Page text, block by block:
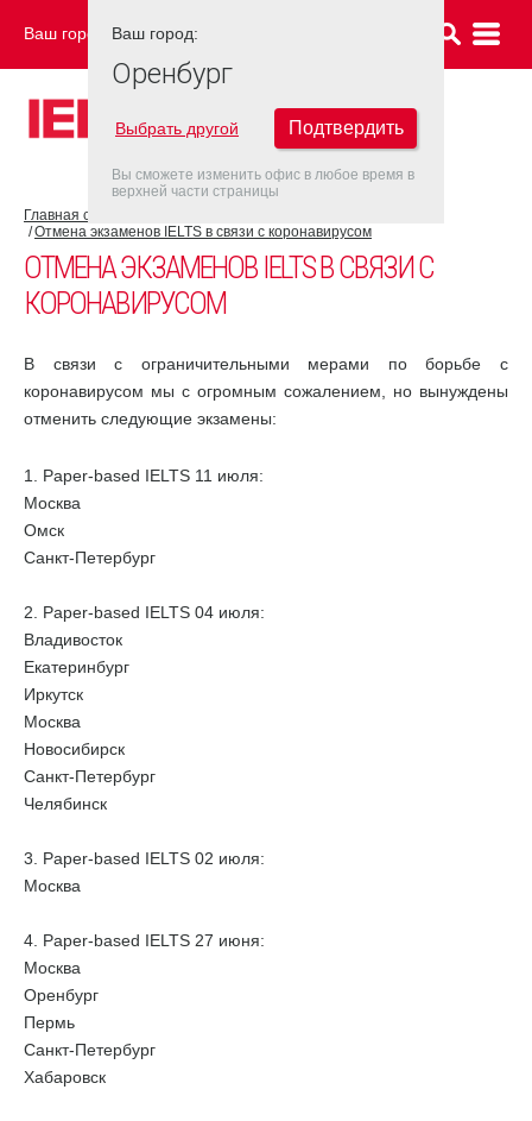
Ваш город: ОРЕНБУРГ
Главная страница
Отмена экзаменов IELTS в связи с коронавирусом
ОТМЕНА ЭКЗАМЕНОВ IELTS В СВЯЗИ С
КОРОНАВИРУСОМ
В связи с ограничительными мерами по борьбе с
коронавирусом мы с огромным сожалением, но вынуждены
отменить следующие экзамены:
1. Paper-based IELTS 11 июля:
Москва
Омск
Санкт-Петербург
2. Paper-based IELTS 04 июля:
Владивосток
Екатеринбург
Иркутск
Москва
Новосибирск
Санкт-Петербург
Челябинск
3. Paper-based IELTS 02 июля:
Москва
4. Paper-based IELTS 27 июня:
Москва
Оренбург
Пермь
Санкт-Петербург
Хабаровск
Ваш город:
Оренбург
Выбрать другой Подтвердить
Вы сможете изменить офис в любое время в
верхней части страницы